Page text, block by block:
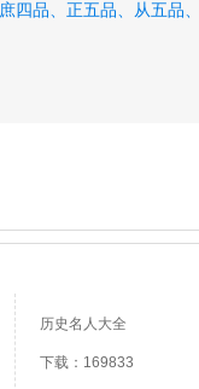
庶四品、 正五品、 从五品
历史名人大全
下载：169833